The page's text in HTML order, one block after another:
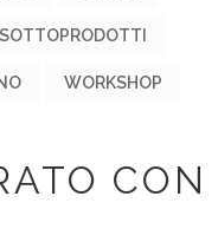
SOTTOPRODOTTI
WORKSHOP
CON